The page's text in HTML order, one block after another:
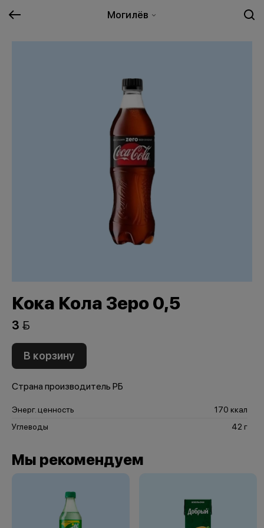
Могилёв
Кока Кола Зеро 0,5
3 
В корзину
Страна производитель РБ
Энерг. ценность
170 ккал
Углеводы
42 г
Мы рекомендуем